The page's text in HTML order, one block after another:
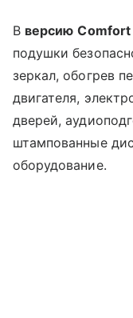
В версию Comfort
подушки
зеркал, обогрев
двигателя,
дверей,
штампованные
оборудование.